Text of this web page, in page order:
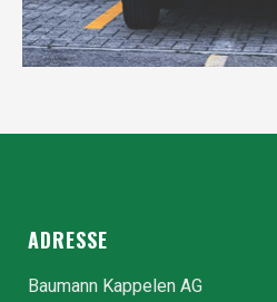
ADRESSE
Baumann Kappelen AG